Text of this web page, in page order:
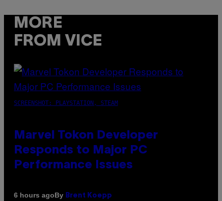
MORE
FROM VICE
SCREENSHOT: PLAYSTATION, STEAM
Marvel Tokon Developer
Responds to Major PC
Performance Issues
6 hours agoBy Brent Koepp